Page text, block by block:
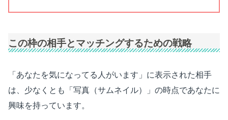
この枠の相手とマッチングするための戦略
「あなたを気になってる人がいます」に表示された相手
は、少なくとも「写真（サムネイル）」の時点であなたに
興味を持っています。